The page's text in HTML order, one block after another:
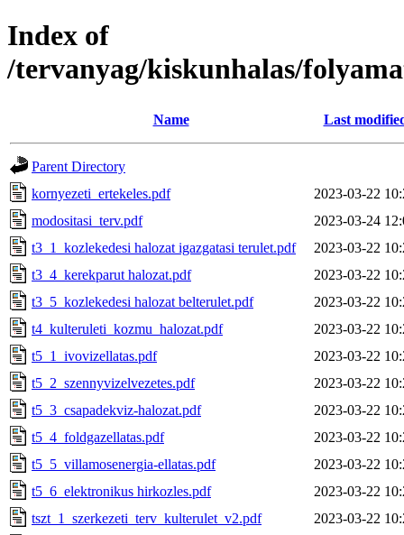
Index of
/tervanyag/kiskunhalas/
Name Last
Parent Directory
kornyezeti_ertekeles.pdf
2023-03-22
modositasi_terv.pdf
2023-03-24
t3_1_kozlekedesi halozat igazgatasi terulet.pdf
2023-03-22
t3_4_kerekparut halozat.pdf
2023-03-22
t3_5_kozlekedesi halozat belterulet.pdf
2023-03-22
t4_kulteruleti_kozmu_halozat.pdf
2023-03-22
t5_1_ivovizellatas.pdf
2023-03-22
t5_2_szennyvizelvezetes.pdf
2023-03-22
t5_3_csapadekviz-halozat.pdf
2023-03-22
t5_4_foldgazellatas.pdf
2023-03-22
t5_5_villamosenergia-ellatas.pdf
2023-03-22
t5_6_elektronikus hirkozles.pdf
2023-03-22
tszt_1_szerkezeti_terv_kulterulet_v2.pdf
2023-03-22